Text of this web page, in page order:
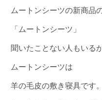
ムートンシーツの新商品
「ムートンシーツ」
聞いたことない人もいる
ムートンシーツは
羊の毛皮の敷き寝具です。